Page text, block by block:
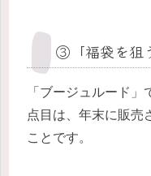
③「福袋を狙
「ブージュルード
点目は、年末に販売
ことです。